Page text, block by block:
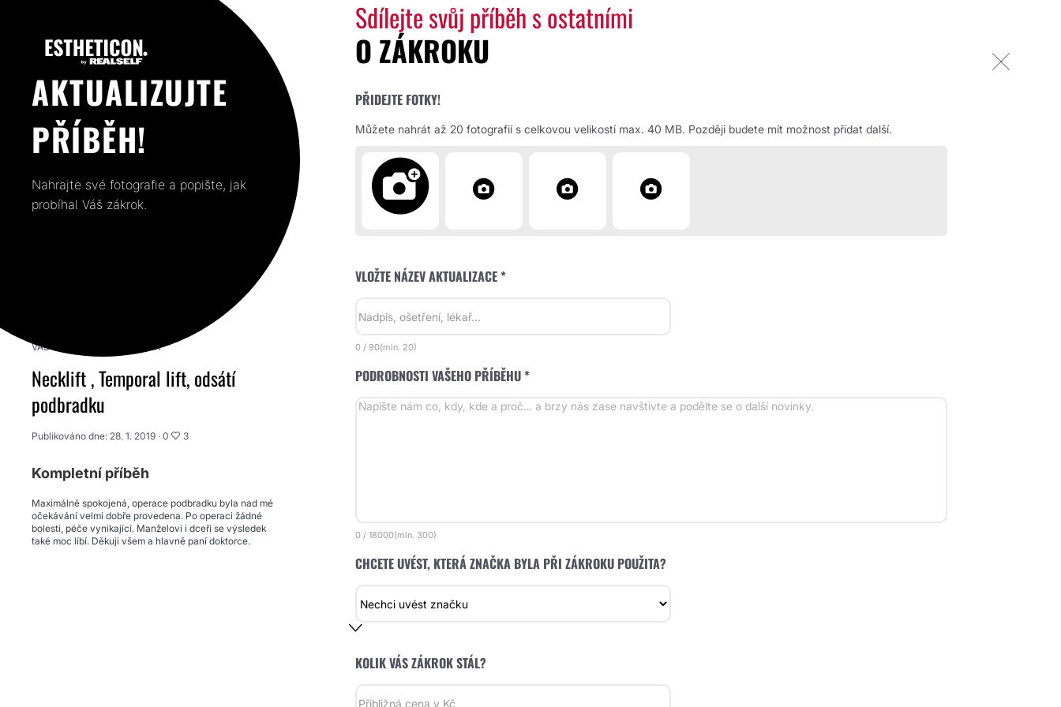
AKTUALIZUJTE
PŘÍBĚH!
Nahrajte své fotografie a popište, jak
probíhal Váš zákrok.
VÁŠ PŘEDCHOZÍ PŘÍSPĚVEK
Necklift , Temporal lift, odsátí
podbradku
Publikováno dne: 28. 1. 2019 · 0 3
Kompletní příběh
Maximálně spokojená, operace podbradku byla nad mé
očekávání velmi dobře provedena. Po operaci žádné
bolesti, péče vynikající. Manželovi i dceři se výsledek
také moc líbí. Děkuji všem a hlavně paní doktorce.
Sdílejte svůj příběh s ostatními
O ZÁKROKU
PŘIDEJTE FOTKY!
Můžete nahrát až 20 fotografií s celkovou velikostí max. 40 MB. Později budete mít možnost přidat další.
VLOŽTE NÁZEV AKTUALIZACE *
0 / 90(min. 20)
PODROBNOSTI VAŠEHO PŘÍBĚHU *
0 / 18000(min. 300)
CHCETE UVÉST, KTERÁ ZNAČKA BYLA PŘI ZÁKROKU POUŽITA?
KOLIK VÁS ZÁKROK STÁL?